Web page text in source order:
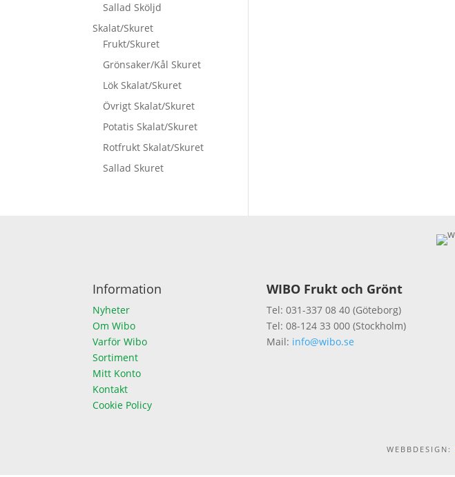
Sallad Sköljd
Skalat/Skuret
Frukt/Skuret
Grönsaker/Kål Skuret
Lök Skalat/Skuret
Övrigt Skalat/Skuret
Potatis Skalat/Skuret
Rotfrukt Skalat/Skuret
Sallad Skuret
Information
Nyheter
Om Wibo
Varför Wibo
Sortiment
Mitt Konto
Kontakt
Cookie Policy
WIBO Frukt och Grönt
Tel: 031-337 08 40 (Göteborg)
Tel: 08-124 33 000 (Stockholm)
Mail: info@wibo.se
WEBBDESIGN: